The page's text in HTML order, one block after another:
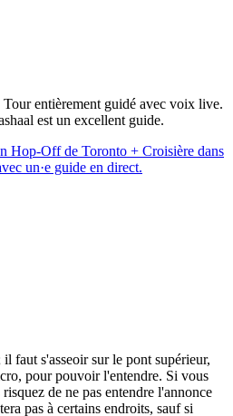
entièrement guidé avec voix live.
est un excellent guide.
Hop-Off de Toronto + Croisière dans
un·e guide en direct.
faut s'asseoir sur le pont supérieur,
pour pouvoir l'entendre. Si vous
de ne pas entendre l'annonce
pas à certains endroits, sauf si